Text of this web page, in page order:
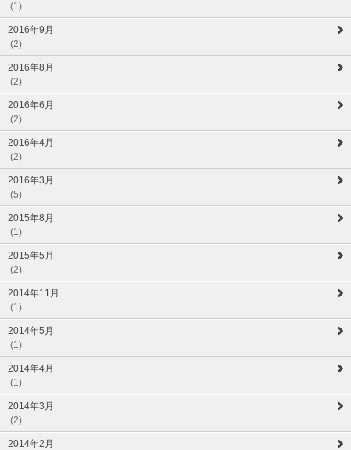
(1)
2016年9月
(2)
2016年8月
(2)
2016年6月
(2)
2016年4月
(2)
2016年3月
(5)
2015年8月
(1)
2015年5月
(2)
2014年11月
(1)
2014年5月
(1)
2014年4月
(1)
2014年3月
(2)
2014年2月